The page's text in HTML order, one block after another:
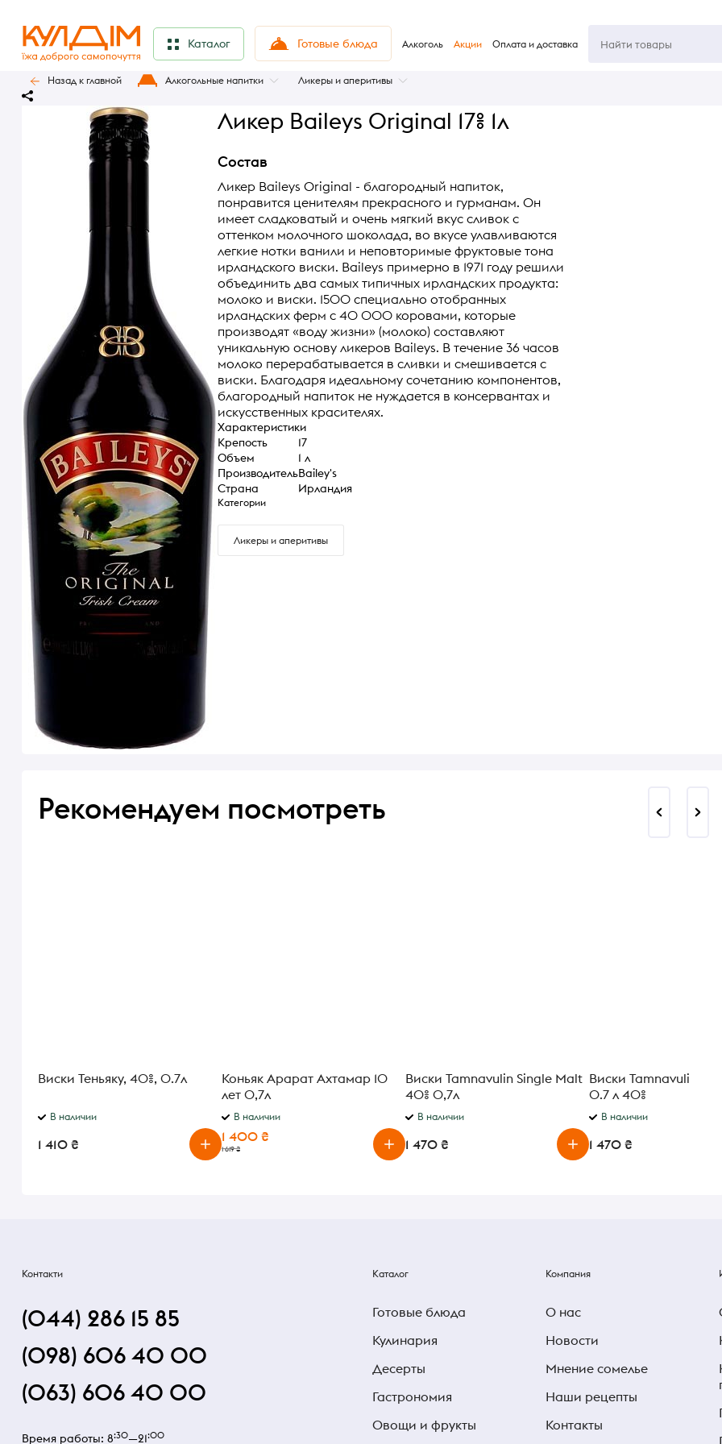
Каталог Готовые блюда Алкоголь Акции Оплата и доставка
Назад к главной Алкогольные напитки Ликеры и аперитивы
Ликер Baileys Original 17% 1л
Состав
Ликер Baileys Original - благородный напиток,
понравится ценителям прекрасного и гурманам. Он
имеет сладковатый и очень мягкий вкус сливок с
оттенком молочного шоколада, во вкусе улавливаются
легкие нотки ванили и неповторимые фруктовые тона
ирландского виски. Baileys примерно в 1971 году решили
объединить два самых типичных ирландских продукта:
молоко и виски. 1500 специально отобранных
ирландских ферм с 40 000 коровами, которые
производят «воду жизни» (молоко) составляют
уникальную основу ликеров Baileys. В течение 36 часов
молоко перерабатывается в сливки и смешивается с
виски. Благодаря идеальному сочетанию компонентов,
благородный напиток не нуждается в консервантах и
искусственных красителях.
Характеристики
Крепость
17
Объем
1 л
ПроизводительBailey's
Страна
Ирландия
Категории
Ликеры и аперитивы
Рекомендуем посмотреть
Виски Теньяку, 40%, 0.7л
В наличии
1 410 ₴
Коньяк Арарат Ахтамар 10
лет 0,7л
В наличии
1 400 ₴
1 619 ₴
Виски Tamnavulin Single Malt
40% 0,7л
В наличии
1 470 ₴
Виски Tamnavulin
0.7 л 40%
В наличии
1 470 ₴
Контакти
(044) 286 15 85
(098) 606 40 00
(063) 606 40 00
Время работы: 8:30—21:00
Каталог
Готовые блюда
Кулинария
Десерты
Гастрономия
Овощи и фрукты
Компания
О нас
Новости
Мнение сомелье
Наши рецепты
Контакты